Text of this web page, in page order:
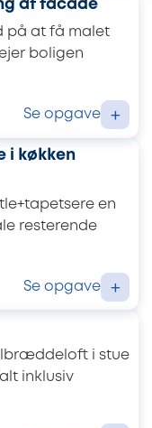
af facade
på at få malet
boligen
Se opgave +
i køkken
en
resterende
Se opgave +
i stue
inklusiv